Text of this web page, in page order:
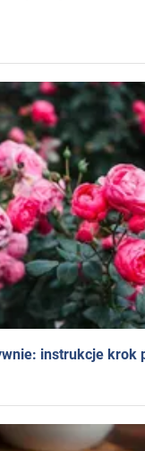
instrukcje krok